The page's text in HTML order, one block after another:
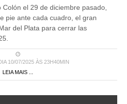
el 29 de diciembre pasado,
pie ante cada cuadro, el gran
del Plata para cerrar las
10/07/2025 ÀS 23H40MIN
LEIA MAIS ...